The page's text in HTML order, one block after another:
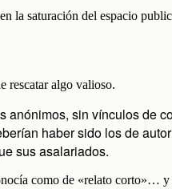
la saturación del espacio
rescatar algo valioso.
sin vínculos
haber sido los de
sus asalariados.
como de «relato